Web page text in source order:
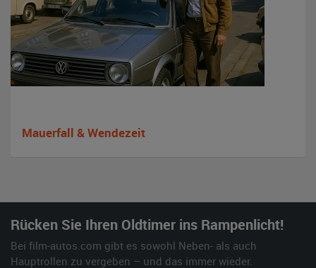
Mauerfall & Wendezeit
Rücken Sie Ihren Oldtimer ins Rampenlicht!
Bei film-autos.com gibt es sowohl Neben- als auch
Hauptrollen zu vergeben – und das immer wieder.